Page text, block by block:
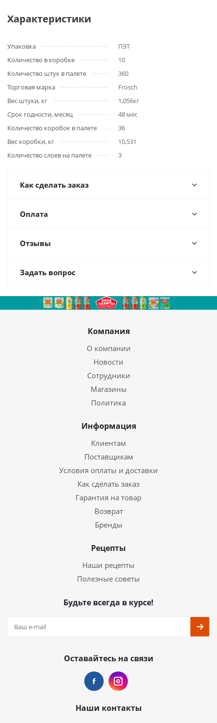
Характеристики
Упаковка
ПЭТ
Количество в коробке
10
Количество штук в палете
360
Торговая марка
Frosch
Вес штуки, кг
1,056кг
Срок годности, месяц
48 мес
Количество коробок в палете
36
Вес коробки, кг
10,531
Количество слоев на палете
3
Как сделать заказ
Оплата
Отзывы
Задать вопрос
Компания
О компании
Новости
Сотрудники
Магазины
Политика
Информация
Клиентам
Поставщикам
Условия оплаты и доставки
Как сделать заказ
Гарантия на товар
Возврат
Бренды
Рецепты
Наши рецепты
Полезные советы
Будьте всегда в курсе!
Оставайтесь на связи
Наши контакты